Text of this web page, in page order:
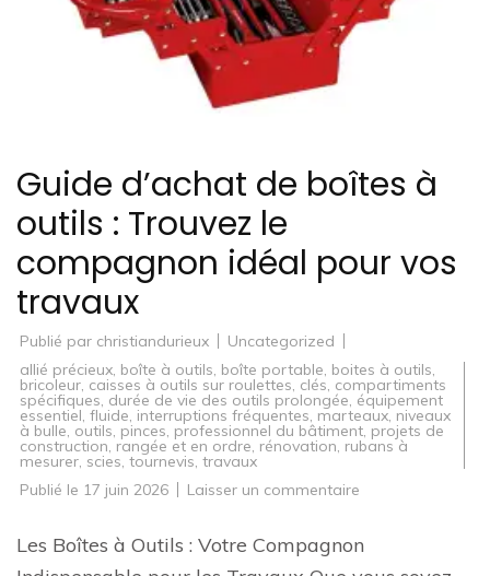
Guide d’achat de boîtes à
outils : Trouvez le
compagnon idéal pour vos
travaux
Publié par christiandurieux
Uncategorized
allié précieux, boîte à outils, boîte portable, boites à outils,
bricoleur, caisses à outils sur roulettes, clés, compartiments
spécifiques, durée de vie des outils prolongée, équipement
essentiel, fluide, interruptions fréquentes, marteaux, niveaux
à bulle, outils, pinces, professionnel du bâtiment, projets de
construction, rangée et en ordre, rénovation, rubans à
mesurer, scies, tournevis, travaux
Publié le 17 juin 2026 Laisser un commentaire
boîtes
Les Boîtes à Outils : Votre Compagnon